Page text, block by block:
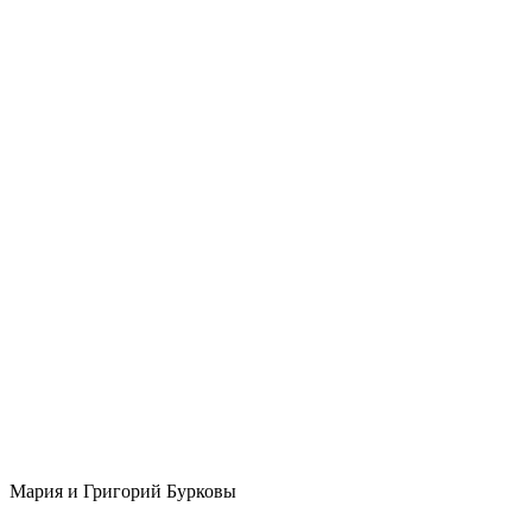
Мария и Григорий Бурковы